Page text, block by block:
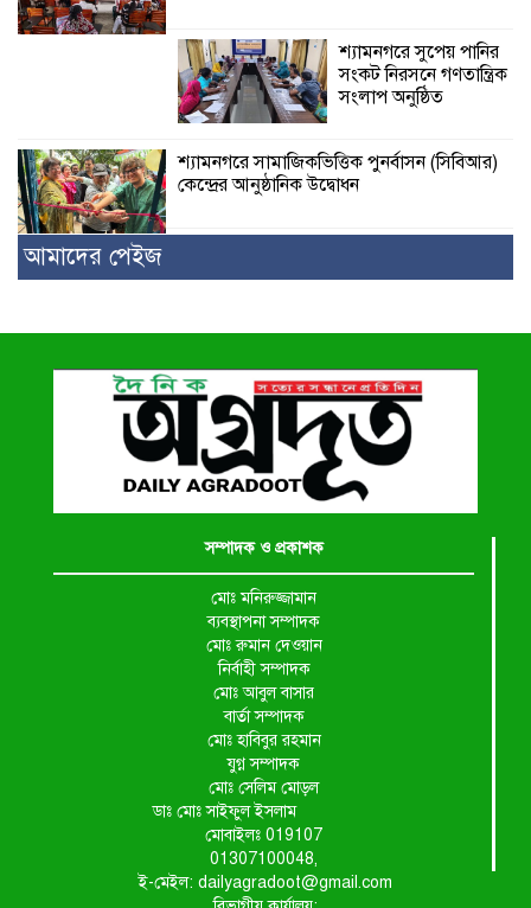
শ্যামনগরে সুপেয় পানির
সংকট নিরসনে গণতান্ত্রিক
সংলাপ অনুষ্ঠিত
শ্যামনগরে সামাজিকভিত্তিক পুনর্বাসন (সিবিআর)
কেন্দ্রের আনুষ্ঠানিক উদ্বোধন
আমাদের পেইজ
সম্পাদক ও প্রকাশক
মোঃ মনিরুজ্জামান
ব্যবস্থাপনা সম্পাদক
মোঃ রুমান দেওয়ান
নির্বাহী সম্পাদক
মোঃ আবুল বাসার
বার্তা সম্পাদক
মোঃ হাবিবুর রহমান
যুগ্ন সম্পাদক
মোঃ সেলিম মোড়ল
ডাঃ মোঃ সাইফুল ইসলাম
মোবাইলঃ 019107
01307100048,
ই-মেইল: dailyagradoot@gmail.com